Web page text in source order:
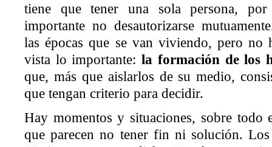
tiene que tener una sola persona,
importante no desautorizarse
las épocas que se van viviendo, pero no
vista lo importante:la formación de los
que, más que aislarlos de su medio,
que tengan criterio para decidir.
Hay momentos y situaciones, sobre todo
que parecen no tener fin ni solución. Los